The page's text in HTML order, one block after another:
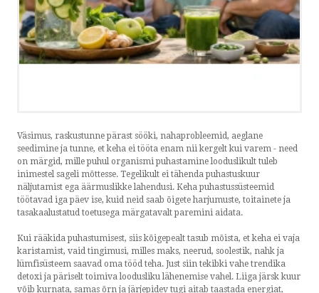
HELISTA
KIRJUTA
by ShopRoller
Väsimus, raskustunne pärast sööki, nahaprobleemid, aeglane
seedimine ja tunne, et keha ei tööta enam nii kergelt kui varem - need
on märgid, mille puhul organismi puhastamine looduslikult tuleb
inimestel sageli mõttesse. Tegelikult ei tähenda puhastuskuur
näljutamist ega äärmuslikke lahendusi. Keha puhastussüsteemid
töötavad iga päev ise, kuid neid saab õigete harjumuste, toitainete ja
tasakaalustatud toetusega märgatavalt paremini aidata.
Kui rääkida puhastumisest, siis kõigepealt tasub mõista, et keha ei vaja
karistamist, vaid tingimusi, milles maks, neerud, soolestik, nahk ja
lümfisüsteem saavad oma tööd teha. Just siin tekibki vahe trendika
detoxi ja päriselt toimiva loodusliku lähenemise vahel. Liiga järsk kuur
võib kurnata, samas õrn ja järjepidev tugi aitab taastada energiat,